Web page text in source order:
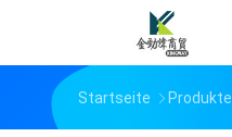
Startseite Produkte